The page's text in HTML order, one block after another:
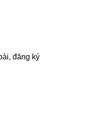
đăng ký